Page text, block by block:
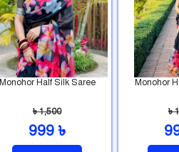
Monohor Half Silk Saree
৳ 1,500
999 ৳
Monohor
৳